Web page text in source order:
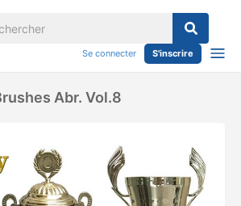
Se connecter S'inscrire
Abr. Vol.8